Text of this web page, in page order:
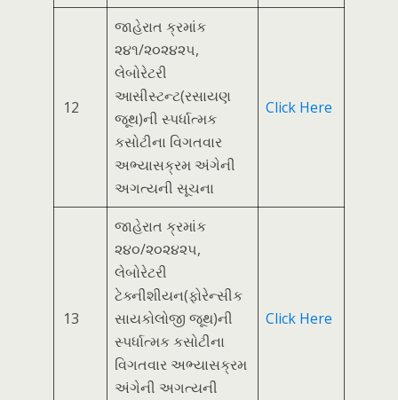
12
જાહેરાત ક્રમાંક
૨૪૧/૨૦૨૪૨૫,
લેબોરેટરી
આસીસ્ટન્ટ(રસાયણ
જૂથ)ની સ્પર્ધાત્મક
કસોટીના વિગતવાર
અભ્યાસક્રમ અંગેની
અગત્યની સૂચના
Click Here
13
જાહેરાત ક્રમાંક
૨૪૦/૨૦૨૪૨૫,
લેબોરેટરી
ટેક્નીશીયન(ફોરેન્સીક
સાયકોલોજી જૂથ)ની
સ્પર્ધાત્મક કસોટીના
વિગતવાર અભ્યાસક્રમ
અંગેની અગત્યની
Click Here